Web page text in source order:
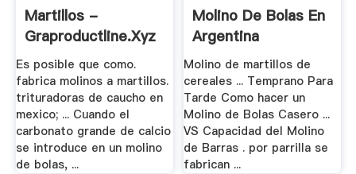
Martillos -
Graproductline.xyz
Es posible que como.
fabrica molinos a martillos.
trituradoras de caucho en
mexico; ... Cuando el
carbonato grande de calcio
se introduce en un molino
de bolas, ...
Molino De Bolas En
Argentina
Molino de martillos de
cereales ... Temprano Para
Tarde Como hacer un
Molino de Bolas Casero ...
VS Capacidad del Molino
de Barras . por parrilla se
fabrican ...